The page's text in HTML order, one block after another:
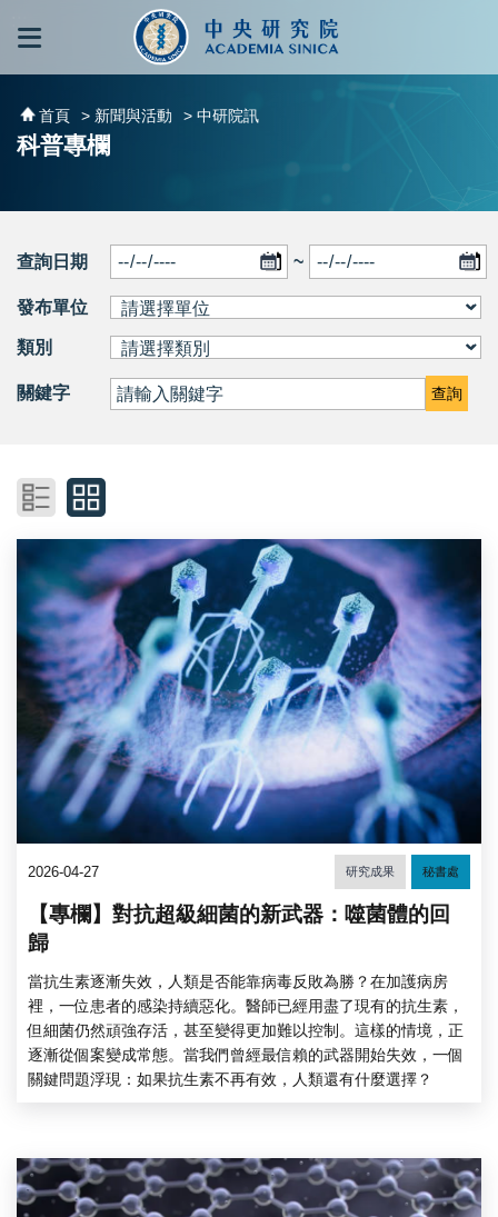
跳到主要內容區塊
首頁 > 新聞與活動 > 中研院訊
科普專欄
查詢日期 ~
發布單位
類別
關鍵字 查詢
2026-04-27 研究成果 秘書處
【專欄】對抗超級細菌的新武器：噬菌體的回
歸
當抗生素逐漸失效，人類是否能靠病毒反敗為勝？在加護病房
裡，一位患者的感染持續惡化。醫師已經用盡了現有的抗生素，
但細菌仍然頑強存活，甚至變得更加難以控制。這樣的情境，正
逐漸從個案變成常態。當我們曾經最信賴的武器開始失效，一個
關鍵問題浮現：如果抗生素不再有效，人類還有什麼選擇？